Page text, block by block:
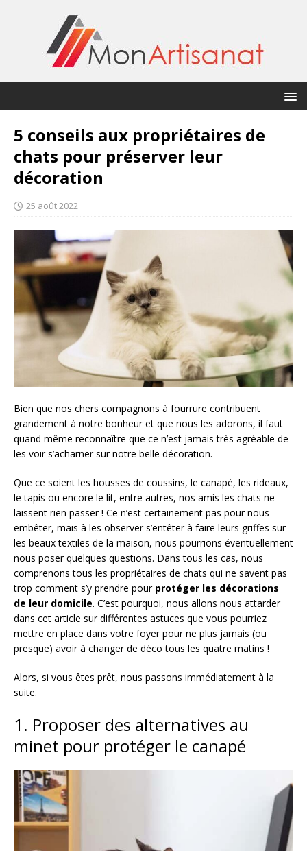
5 conseils aux propriétaires de
chats pour préserver leur
décoration
25 août 2022
Bien que nos chers compagnons à fourrure contribuent
grandement à notre bonheur et que nous les adorons, il faut
quand même reconnaître que ce n’est jamais très agréable de
les voir s’acharner sur notre belle décoration.
Que ce soient les housses de coussins, le canapé, les rideaux,
le tapis ou encore le lit, entre autres, nos amis les chats ne
laissent rien passer ! Ce n’est certainement pas pour nous
embêter, mais à les observer s’entêter à faire leurs griffes sur
les beaux textiles de la maison, nous pourrions éventuellement
nous poser quelques questions. Dans tous les cas, nous
comprenons tous les propriétaires de chats qui ne savent pas
trop comment s’y prendre pour protéger les décorations
de leur domicile. C’est pourquoi, nous allons nous attarder
dans cet article sur différentes astuces que vous pourriez
mettre en place dans votre foyer pour ne plus jamais (ou
presque) avoir à changer de déco tous les quatre matins !
Alors, si vous êtes prêt, nous passons immédiatement à la
suite.
1. Proposer des alternatives au
minet pour protéger le canapé